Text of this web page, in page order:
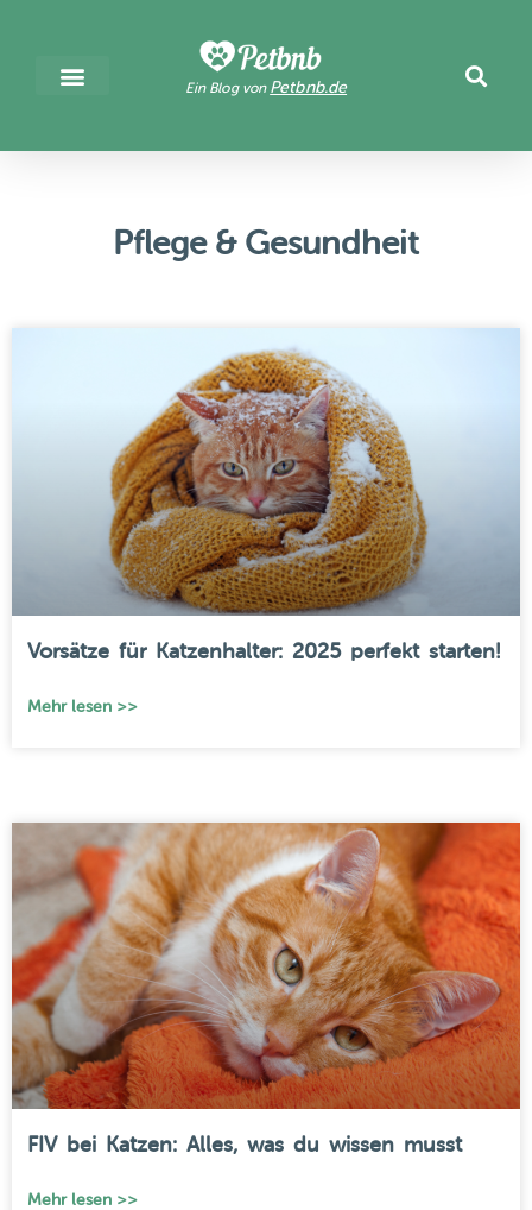
Ein Blog von Petbnb.de
Pflege & Gesundheit
Vorsätze für Katzenhalter: 2025 perfekt starten!
Mehr lesen >>
FIV bei Katzen: Alles, was du wissen musst
Mehr lesen >>